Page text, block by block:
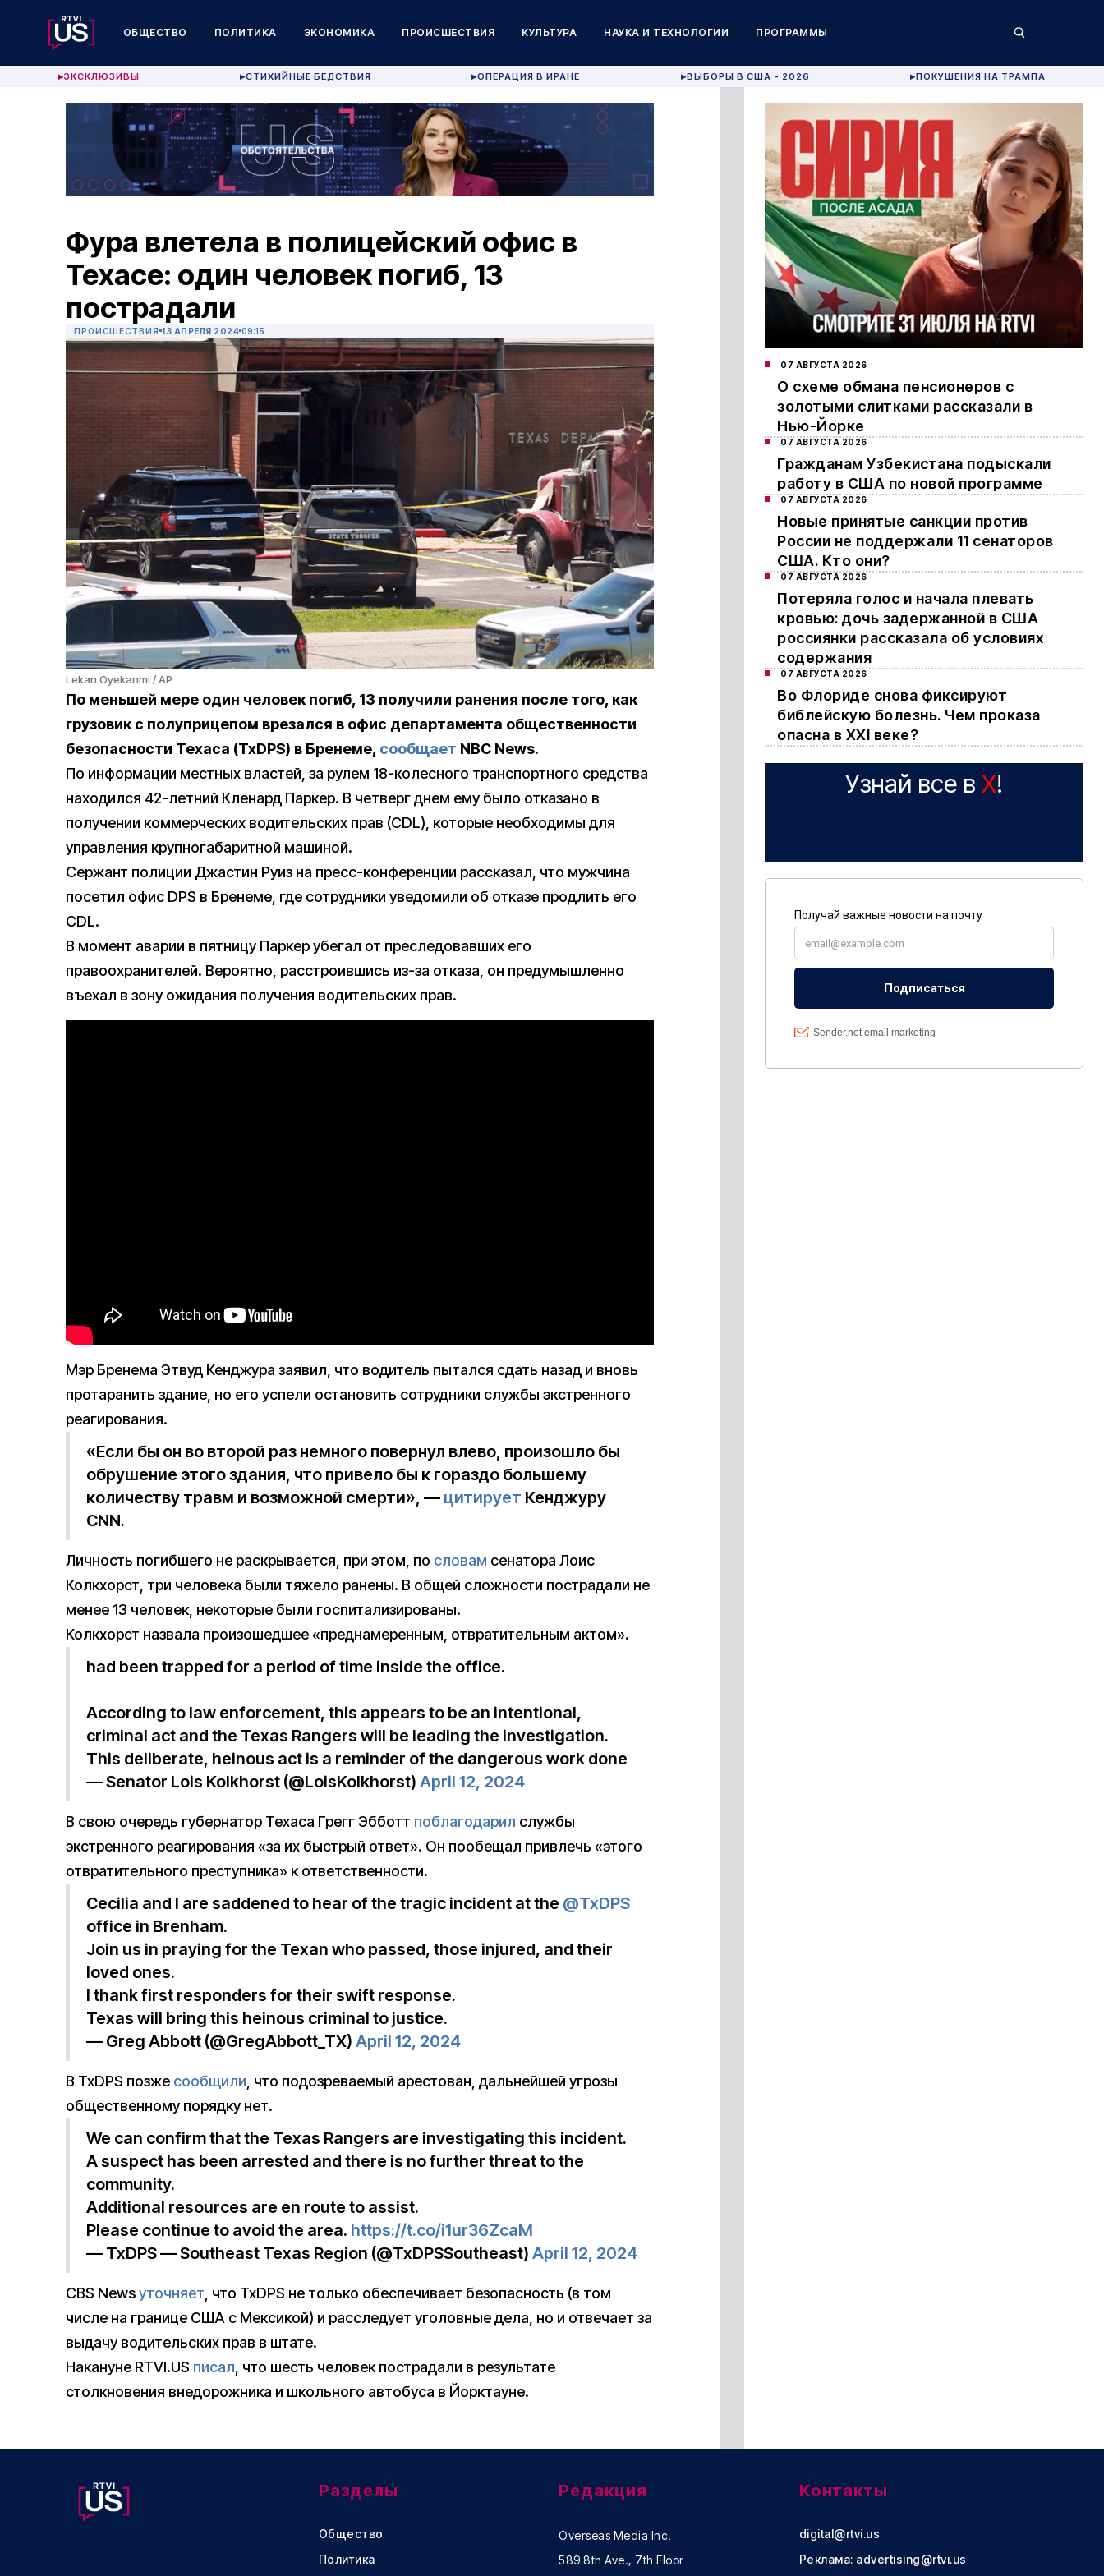
ОБЩЕСТВО ПОЛИТИКА ЭКОНОМИКА ПРОИСШЕСТВИЯ КУЛЬТУРА НАУКА И ТЕХНОЛОГИИ ПРОГРАММЫ
▶ЭКСКЛЮЗИВЫ ▶СТИХИЙНЫЕ БЕДСТВИЯ ▶ОПЕРАЦИЯ В ИРАНЕ ▶ВЫБОРЫ В США - 2026 ▶ПОКУШЕНИЯ НА ТРАМПА
Фура влетела в полицейский офис в
Техасе: один человек погиб, 13
пострадали
ПРОИСШЕСТВИЯ 13 АПРЕЛЯ 2024 09:15
Lekan Oyekanmi / AP
По меньшей мере один человек погиб, 13 получили ранения после того, как
грузовик с полуприцепом врезался в офис департамента общественности
безопасности Техаса (TxDPS) в Бренеме, сообщает NBC News.
По информации местных властей, за рулем 18-колесного транспортного средства
находился 42-летний Кленард Паркер. В четверг днем ему было отказано в
получении коммерческих водительских прав (CDL), которые необходимы для
управления крупногабаритной машиной.
Сержант полиции Джастин Руиз на пресс-конференции рассказал, что мужчина
посетил офис DPS в Бренеме, где сотрудники уведомили об отказе продлить его
CDL.
В момент аварии в пятницу Паркер убегал от преследовавших его
правоохранителей. Вероятно, расстроившись из-за отказа, он предумышленно
въехал в зону ожидания получения водительских прав.
Мэр Бренема Этвуд Кенджура заявил, что водитель пытался сдать назад и вновь
протаранить здание, но его успели остановить сотрудники службы экстренного
реагирования.
«Если бы он во второй раз немного повернул влево, произошло бы
обрушение этого здания, что привело бы к гораздо большему
количеству травм и возможной смерти», — цитирует Кенджуру
CNN.
Личность погибшего не раскрывается, при этом, по словам сенатора Лоис
Колкхорст, три человека были тяжело ранены. В общей сложности пострадали не
менее 13 человек, некоторые были госпитализированы.
Колкхорст назвала произошедшее «преднамеренным, отвратительным актом».
had been trapped for a period of time inside the office.
According to law enforcement, this appears to be an intentional,
criminal act and the Texas Rangers will be leading the investigation.
This deliberate, heinous act is a reminder of the dangerous work done
— Senator Lois Kolkhorst (@LoisKolkhorst) April 12, 2024
В свою очередь губернатор Техаса Грегг Эбботт поблагодарил службы
экстренного реагирования «за их быстрый ответ». Он пообещал привлечь «этого
отвратительного преступника» к ответственности.
Cecilia and I are saddened to hear of the tragic incident at the @TxDPS
office in Brenham.
Join us in praying for the Texan who passed, those injured, and their
loved ones.
I thank first responders for their swift response.
Texas will bring this heinous criminal to justice.
— Greg Abbott (@GregAbbott_TX) April 12, 2024
В TxDPS позже сообщили , что подозреваемый арестован, дальнейшей угрозы
общественному порядку нет.
We can confirm that the Texas Rangers are investigating this incident.
A suspect has been arrested and there is no further threat to the
community.
Additional resources are en route to assist.
Please continue to avoid the area. https://t.co/i1ur36ZcaM
— TxDPS — Southeast Texas Region (@TxDPSSoutheast) April 12, 2024
CBS Newsуточняет , что TxDPS не только обеспечивает безопасность (в том
числе на границе США с Мексикой) и расследует уголовные дела, но и отвечает за
выдачу водительских прав в штате.
Накануне RTVI.US писал , что шесть человек пострадали в результате
столкновения внедорожника и школьного автобуса в Йорктауне.
07 АВГУСТА 2026
О схеме обмана пенсионеров с
золотыми слитками рассказали в
Нью-Йорке
07 АВГУСТА 2026
Гражданам Узбекистана подыскали
работу в США по новой программе
07 АВГУСТА 2026
Новые принятые санкции против
России не поддержали 11 сенаторов
США. Кто они?
07 АВГУСТА 2026
Потеряла голос и начала плевать
кровью: дочь задержанной в США
россиянки рассказала об условиях
содержания
07 АВГУСТА 2026
Во Флориде снова фиксируют
библейскую болезнь. Чем проказа
опасна в XXI веке?
Узнай все в X!
Разделы
Общество
Политика
Редакция
Overseas Media Inc.
589 8th Ave., 7th Floor
Контакты
digital@rtvi.us
Реклама: advertising@rtvi.us